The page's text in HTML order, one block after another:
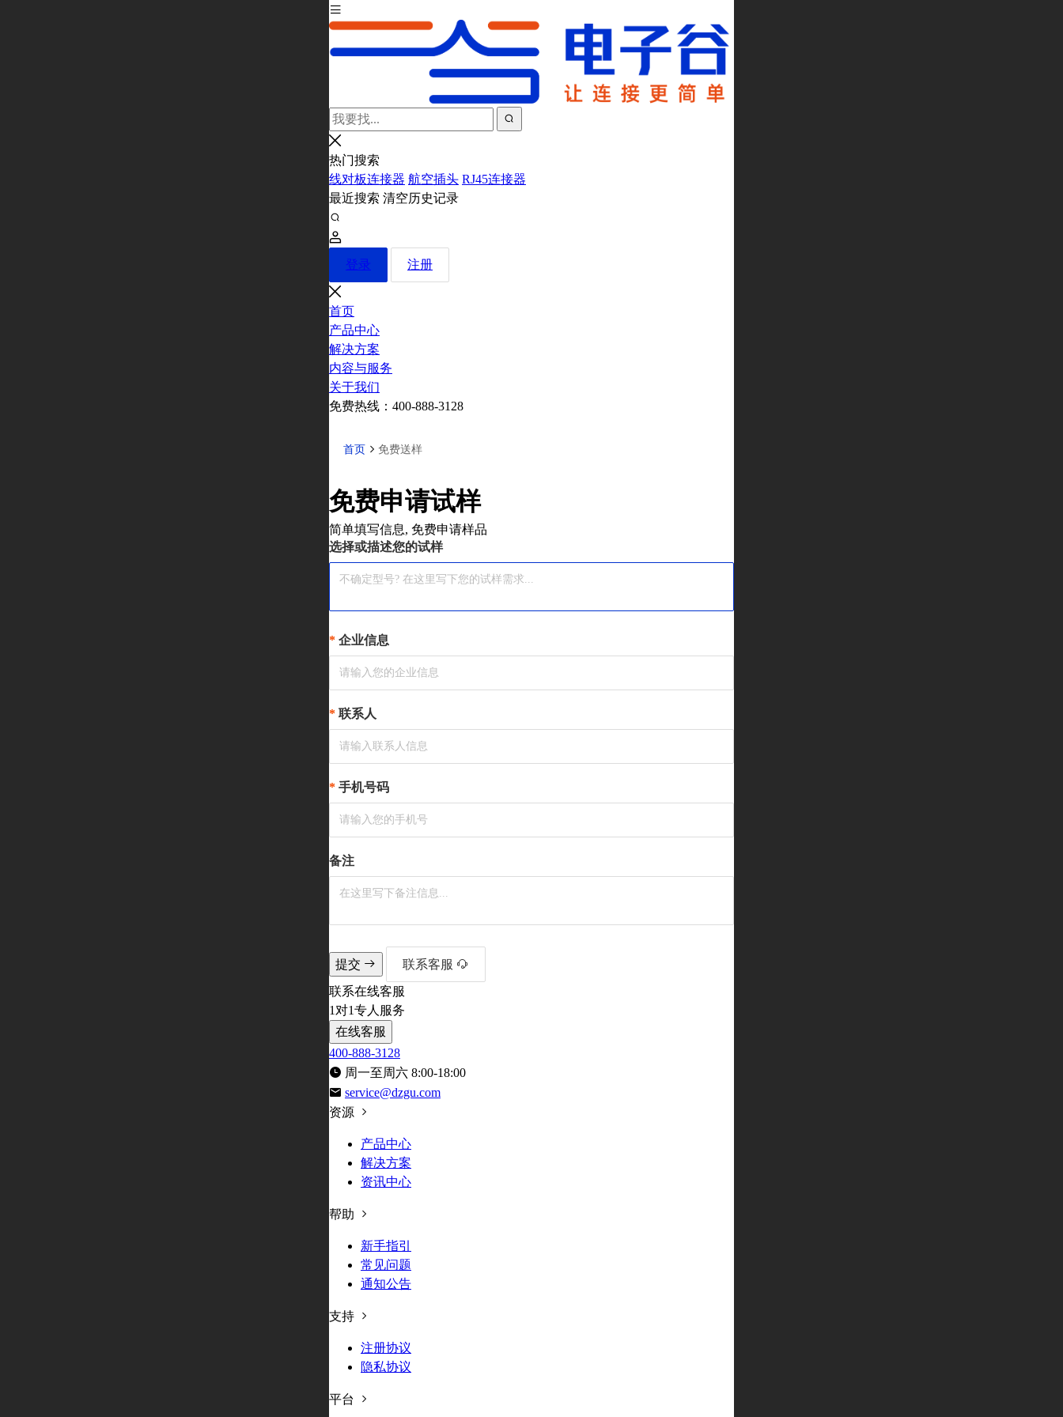
热门搜索
线对板连接器 航空插头 RJ45连接器
最近搜索 清空历史记录
登录 注册
首页
产品中心
解决方案
内容与服务
关于我们
免费热线： 400-888-3128
首页 免费送样
免费申请试样
简单填写信息, 免费申请样品
选择或描述您的试样
企业信息
联系人
手机号码
备注
提交
联系客服
联系在线客服
1对1专人服务
在线客服
400-888-3128
周一至周六 8:00-18:00
service@dzgu.com
资源
产品中心
解决方案
资讯中心
帮助
新手指引
常见问题
通知公告
支持
注册协议
隐私协议
平台